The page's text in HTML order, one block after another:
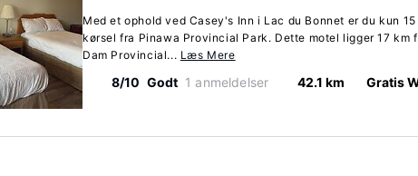
Med et ophold ved Casey's Inn i Lac du Bonnet er du kun
kørsel fra Pinawa Provincial Park. Dette motel ligger 17 km
Dam Provincial... Læs Mere
8/10 Godt 1 anmeldelser 42.1 km Gratis